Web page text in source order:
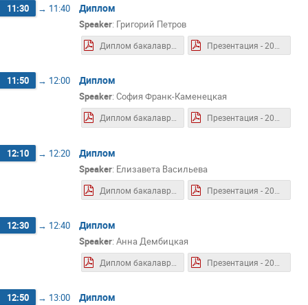
11:30 → 11:40 Диплом
Speaker: Григорий Петров
Диплом бакалавра - 2026.06 - Петров Г. Е..pdf Презентация - 2026.06 - Петров Г. Е..pdf
11:50 → 12:00 Диплом
Speaker: София Франк-Каменецкая
Диплом бакалавра - 2026.06 - Франк-Каменецкая С.Д.pdf Презентация - 2026.06. - Франк-Каменецкая С.Д.pdf
12:10 → 12:20 Диплом
Speaker: Елизавета Васильева
12:30 → 12:40 Диплом
Speaker: Анна Дембицкая
Диплом бакалавра - 2026.06 - Дембицкая А.И..pdf Презентация - 2026.06 - Дембицкая А.И..pdf
12:50 → 13:00 Диплом